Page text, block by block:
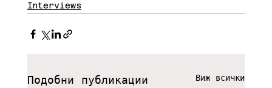
Interviews
Подобни публикации Виж всички